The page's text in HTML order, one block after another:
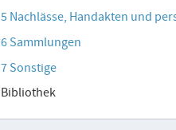
5 Nachlässe, Handakten und
6 Sammlungen
7 Sonstige
Bibliothek